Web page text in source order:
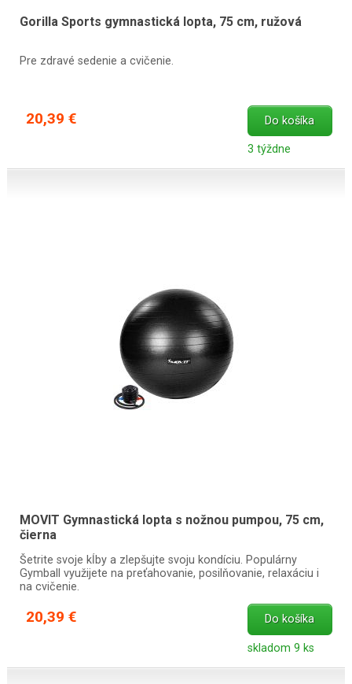
Gorilla Sports gymnastická lopta, 75 cm, ružová
Pre zdravé sedenie a cvičenie.
20,39 € Do košíka
3 týždne
MOVIT Gymnastická lopta s nožnou pumpou, 75 cm,
čierna
Šetrite svoje kĺby a zlepšujte svoju kondíciu. Populárny
Gymball využijete na preťahovanie, posilňovanie, relaxáciu i
na cvičenie.
20,39 € Do košíka
skladom 9 ks